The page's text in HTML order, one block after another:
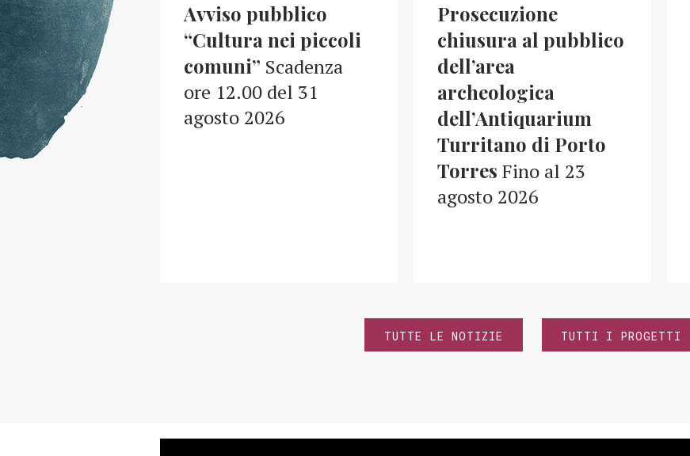
Avviso pubblico
“Cultura nei piccoli
comuni” Scadenza
ore 12.00 del 31
agosto 2026
Prosecuzione
chiusura al pubblico
dell’area
archeologica
dell’Antiquarium
Turritano di Porto
Torres Fino al 23
agosto 2026
TUTTE LE NOTIZIE TUTTI I PROGETTI